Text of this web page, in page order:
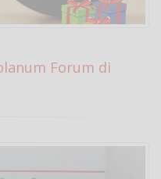
Forum di